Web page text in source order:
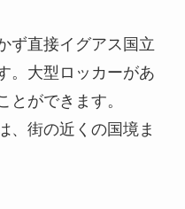
ず直接イグアス国立
。大型ロッカーがあ
とができます。
、街の近くの国境ま